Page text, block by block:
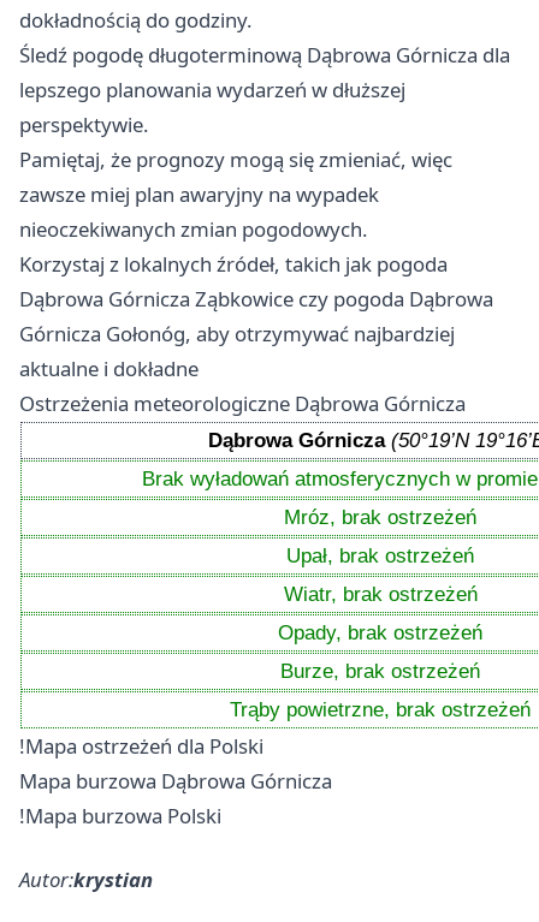
dokładnością do godziny.
Śledź pogodę długoterminową Dąbrowa Górnicza dla
lepszego planowania wydarzeń w dłuższej
perspektywie.
Pamiętaj, że prognozy mogą się zmieniać, więc
zawsze miej plan awaryjny na wypadek
nieoczekiwanych zmian pogodowych.
Korzystaj z lokalnych źródeł, takich jak pogoda
Dąbrowa Górnicza Ząbkowice czy pogoda Dąbrowa
Górnicza Gołonóg, aby otrzymywać najbardziej
aktualne i dokładne
Ostrzeżenia meteorologiczne Dąbrowa Górnicza
Dąbrowa Górnicza (50°19’N
Brak wyładowań atmosferycznych w
Mróz, brak ostrzeżeń
Upał, brak ostrzeżeń
Wiatr, brak ostrzeżeń
Opady, brak ostrzeżeń
Burze, brak ostrzeżeń
Trąby powietrzne, brak ostrzeżeń
!Mapa ostrzeżeń dla Polski
Mapa burzowa Dąbrowa Górnicza
!Mapa burzowa Polski
Autor:krystian